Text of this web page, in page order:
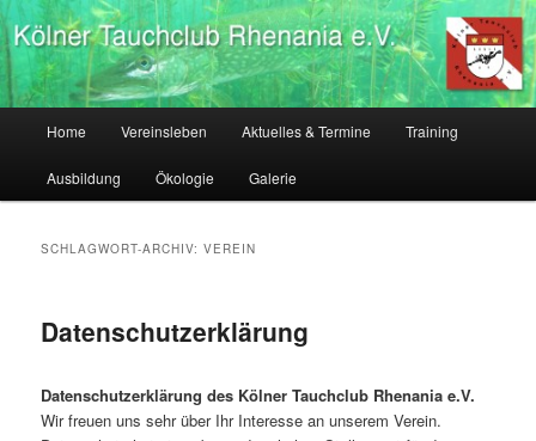
Zum
primären
Inhalt
springen
Zum
sekundären
Inhalt
springenKölner Tauchclub Rhenania
Tauchverein Köln, Tauchausbildung Köln, tauchen lernen Köln
Home Vereinsleben Aktuelles & Termine Training
Ausbildung Ökologie Galerie
SCHLAGWORT-ARCHIV:VEREIN
Datenschutzerklärung
Datenschutzerklärung des Kölner Tauchclub Rhenania e.V.
Wir freuen uns sehr über Ihr Interesse an unserem Verein.